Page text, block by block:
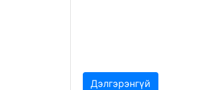
Дэлгэрэнгүй